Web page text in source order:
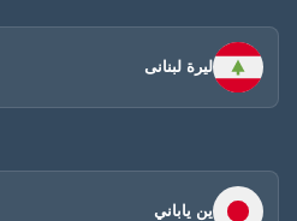
ليرة لبنانى
ين ياباني